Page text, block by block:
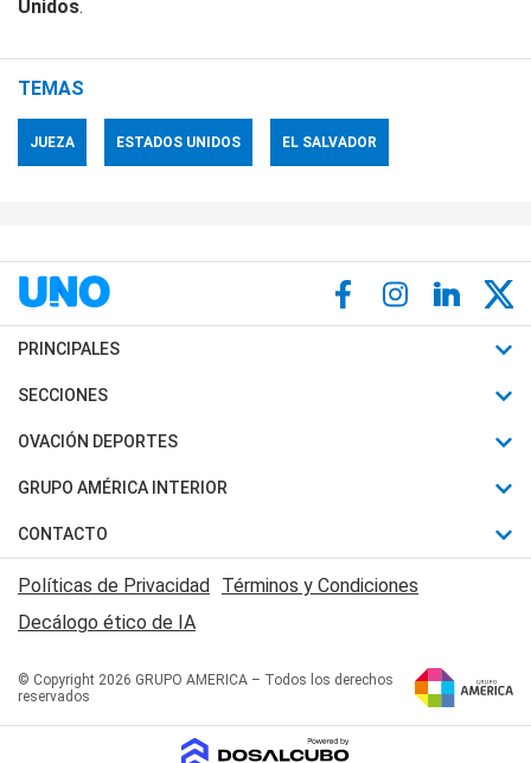
Unidos.
TEMAS
JUEZA ESTADOS UNIDOS EL SALVADOR
PRINCIPALES
Últimas Noticias
Política
Judiciales
Economia
SECCIONES
Horóscopo
Motores
Trucos caseros
Series y Películas
Edictos y Solicitadas
OVACIÓN DEPORTES
Fútbol
Mundial
Automovilismo
Rugby
Básquet
GRUPO AMÉRICA INTERIOR
Canal 7 en Vivo
San Juan 8
CONTACTO
Acerca de Nosotros
Contactanos
Políticas de Privacidad
Términos y Condiciones
Decálogo ético de IA
© Copyright 2026 GRUPO AMERICA – Todos los derechos
reservados